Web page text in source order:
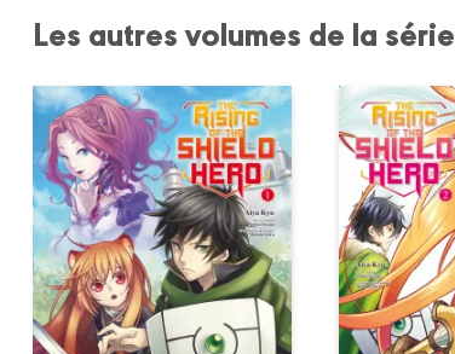
Les autres volumes de la série